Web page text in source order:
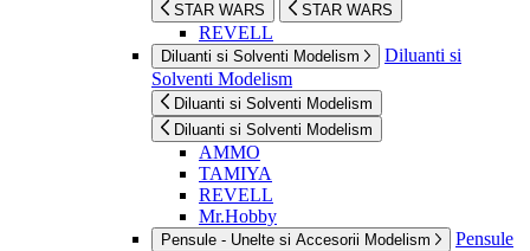
STAR WARS STAR WARS
REVELL
Diluanti si Solventi Modelism
Diluanti si
Solventi Modelism
Diluanti si Solventi Modelism
Diluanti si Solventi Modelism
AMMO
TAMIYA
REVELL
Mr.Hobby
Pensule - Unelte si Accesorii Modelism
Pensule